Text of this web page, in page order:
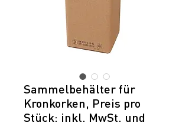
Sammelbehälter für
Kronkorken, Preis pro
Stück: inkl. MwSt. und